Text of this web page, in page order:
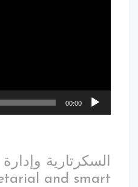
00:00
السكرتارية
and smart